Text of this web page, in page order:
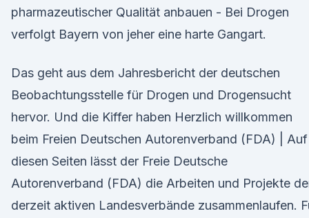
pharmazeutischer Qualität anbauen - Bei Drogen
verfolgt Bayern von jeher eine harte Gangart.
Das geht aus dem Jahresbericht der deutschen
Beobachtungsstelle für Drogen und Drogensucht
hervor. Und die Kiffer haben Herzlich willkommen
beim Freien Deutschen Autorenverband (FDA) | Auf
diesen Seiten lässt der Freie Deutsche
Autorenverband (FDA) die Arbeiten und Projekte
derzeit aktiven Landesverbände zusammenlaufen.